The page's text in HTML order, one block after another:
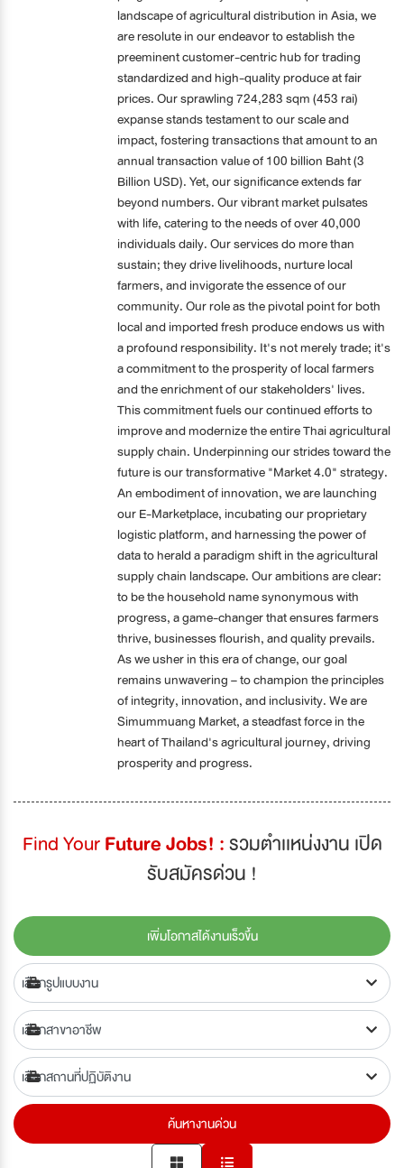
landscape of agricultural distribution in Asia, we
are resolute in our endeavor to establish the
preeminent customer-centric hub for trading
standardized and high-quality produce at fair
prices. Our sprawling 724,283 sqm (453 rai)
expanse stands testament to our scale and
impact, fostering transactions that amount to an
annual transaction value of 100 billion Baht (3
Billion USD). Yet, our significance extends far
beyond numbers. Our vibrant market pulsates
with life, catering to the needs of over 40,000
individuals daily. Our services do more than
sustain; they drive livelihoods, nurture local
farmers, and invigorate the essence of our
community. Our role as the pivotal point for both
local and imported fresh produce endows us with
a profound responsibility. It's not merely trade; it's
a commitment to the prosperity of local farmers
and the enrichment of our stakeholders' lives.
This commitment fuels our continued efforts to
improve and modernize the entire Thai agricultural
supply chain. Underpinning our strides toward the
future is our transformative "Market 4.0" strategy.
An embodiment of innovation, we are launching
our E-Marketplace, incubating our proprietary
logistic platform, and harnessing the power of
data to herald a paradigm shift in the agricultural
supply chain landscape. Our ambitions are clear:
to be the household name synonymous with
progress, a game-changer that ensures farmers
thrive, businesses flourish, and quality prevails.
As we usher in this era of change, our goal
remains unwavering – to champion the principles
of integrity, innovation, and inclusivity. We are
Simummuang Market, a steadfast force in the
heart of Thailand's agricultural journey, driving
prosperity and progress.
Find YourFuture Jobs! :รวมตำเเหน่งงาน เปิด
รับสมัครด่วน !
เพิ่มโอกาสได้งานเร็วขึ้น
ค้นหางานด่วน